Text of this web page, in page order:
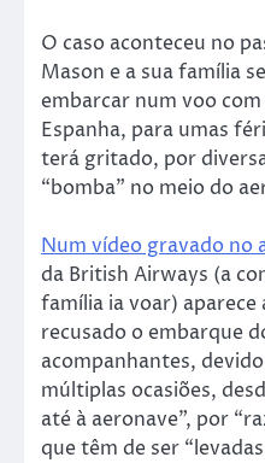
O caso aconteceu no
Mason e a sua família
embarcar num voo
Espanha, para umas
terá gritado, por
“bomba” no meio do
Num vídeo gravado no
da British Airways (a
família ia voar) aparece
recusado o embarque
acompanhantes,
múltiplas ocasiões,
até à aeronave”, por
que têm de ser